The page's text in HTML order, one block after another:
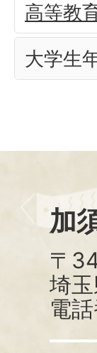
高等教
大学生
加
〒
埼
電